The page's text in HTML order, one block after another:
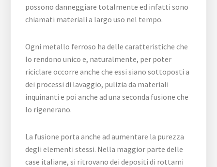
possono danneggiare totalmente ed infatti sono
chiamati materiali a largo uso nel tempo.
Ogni metallo ferroso ha delle caratteristiche che
lo rendono unico e, naturalmente, per poter
riciclare occorre anche che essi siano sottoposti a
dei processi di lavaggio, pulizia da materiali
inquinanti e poi anche ad una seconda fusione che
lo rigenerano.
La fusione porta anche ad aumentare la purezza
degli elementi stessi. Nella maggior parte delle
case italiane, si ritrovano dei depositi di rottami